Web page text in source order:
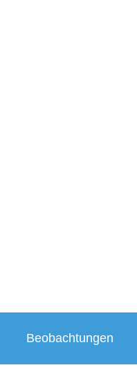
Beobachtungen